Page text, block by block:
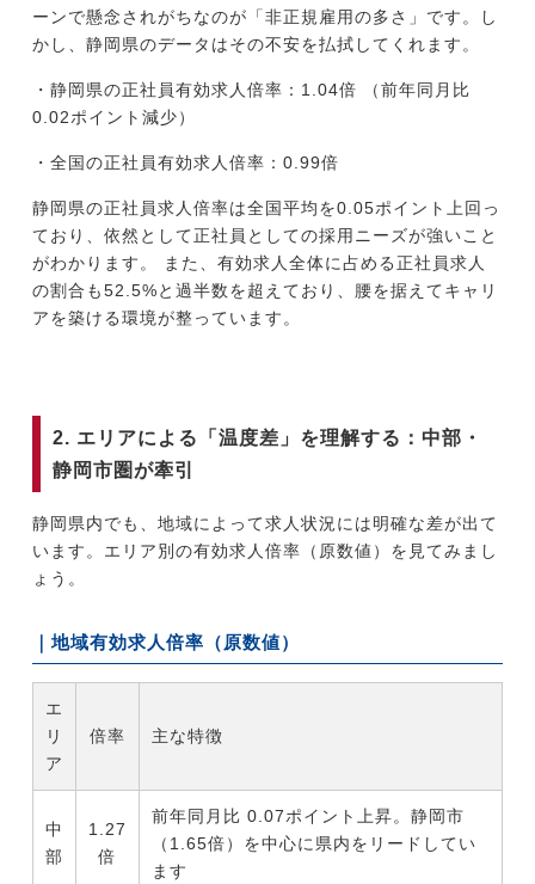
ーンで懸念されがちなのが「非正規雇用の多さ」です。し
かし、静岡県のデータはその不安を払拭してくれます。
・静岡県の正社員有効求人倍率：1.04倍 （前年同月比
0.02ポイント減少）
・全国の正社員有効求人倍率：0.99倍
静岡県の正社員求人倍率は全国平均を0.05ポイント上回っ
ており、依然として正社員としての採用ニーズが強いこと
がわかります。 また、有効求人全体に占める正社員求人
の割合も52.5%と過半数を超えており、腰を据えてキャリ
アを築ける環境が整っています。
2. エリアによる「温度差」を理解する：中部・
静岡市圏が牽引
静岡県内でも、地域によって求人状況には明確な差が出て
います。エリア別の有効求人倍率（原数値）を見てみまし
ょう。
｜地域有効求人倍率（原数値）
エ
リ
ア
倍率 主な特徴
中
部
1.27
倍
前年同月比 0.07ポイント上昇。静岡市
（1.65倍）を中心に県内をリードしてい
ます